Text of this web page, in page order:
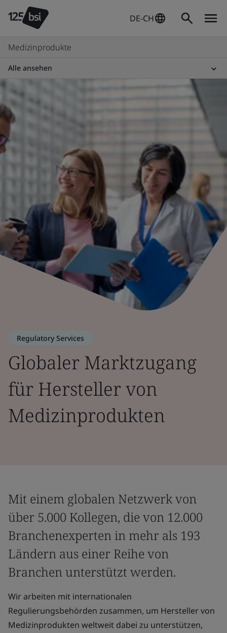
DE-CH
Medizinprodukte
Alle ansehen
Regulatory Services
Globaler Marktzugang
für Hersteller von
Medizinprodukten
Mit einem globalen Netzwerk von
über 5.000 Kollegen, die von 12.000
Branchenexperten in mehr als 193
Ländern aus einer Reihe von
Branchen unterstützt werden.
Wir arbeiten mit internationalen
Regulierungsbehörden zusammen, um Hersteller von
Medizinprodukten weltweit dabei zu unterstützen,